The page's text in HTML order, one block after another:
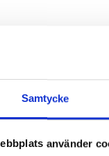
Samtycke
använder
ens problem
säger Karin
effekt på
finns